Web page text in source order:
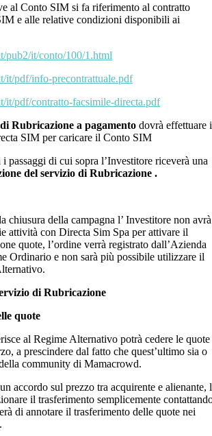
al Conto SIM si fa riferimento al contratto
e alle relative condizioni disponibili ai
pub2/it/conto/100/1.html
it/pdf/info-precontrattuale.pdf
it/pdf/contratto-facsimile-directa.pdf
Rubricazione a pagamento dovrà effettuare
SIM per caricare il Conto SIM
passaggi di cui sopra l’Investitore riceverà una
del servizio di Rubricazione .
chiusura della campagna l’ Investitore non avrà
attività con Directa Sim Spa per attivare il
quote, l’ordine verrà registrato dall’Azienda
Ordinario e non sarà più possibile utilizzare il
di Rubricazione
quote
al Regime Alternativo potrà cedere le quote
a prescindere dal fatto che quest’ultimo sia o
community di Mamacrowd.
accordo sul prezzo tra acquirente e alienante,
il trasferimento semplicemente
di annotare il trasferimento delle quote nei